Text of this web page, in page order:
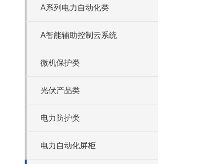
A系列电力自动化类
A智能辅助控制云系统
微机保护类
光伏产品类
电力防护类
电力自动化屏柜